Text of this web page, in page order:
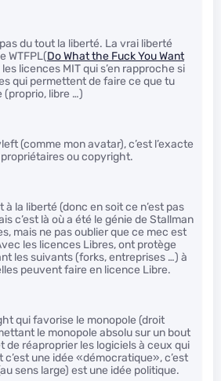
du tout la liberté. La vrai liberté
WTFPL(Do What the Fuck You Want
les licences MIT qui s’en rapproche si
qui permettent de faire ce que tu
(proprio, libre …)
(comme mon avatar), c’est l’exacte
ou copyright.
la liberté (donc en soit ce n’est pas
c’est là où a été le génie de Stallman
mais ne pas oublier que ce mec est
les licences Libres, ont protège
les suivants (forks, entreprises …) à
peuvent faire en licence Libre.
qui favorise le monopole (droit
le monopole absolu sur un bout
de réaproprier les logiciels à ceux qui
c’est une idée «démocratique», c’est
sens large) est une idée politique.